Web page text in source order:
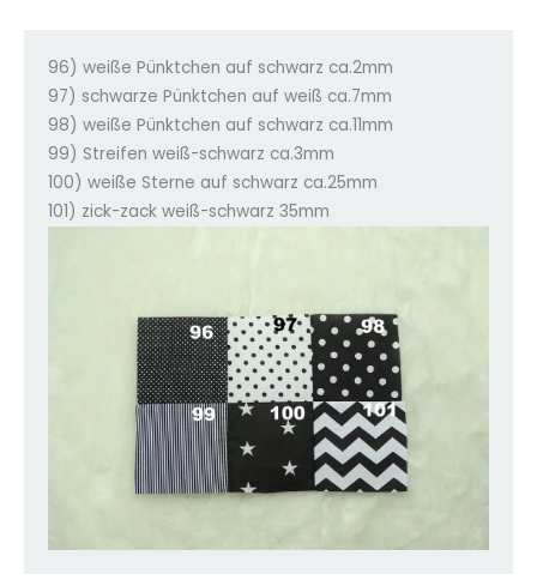
96) weiße Pünktchen auf schwarz ca.2mm
97) schwarze Pünktchen auf weiß ca.7mm
98) weiße Pünktchen auf schwarz ca.11mm
99) Streifen weiß-schwarz ca.3mm
100) weiße Sterne auf schwarz ca.25mm
101) zick-zack weiß-schwarz 35mm